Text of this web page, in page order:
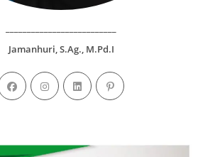
Jamanhuri, S.Ag., M.Pd.I